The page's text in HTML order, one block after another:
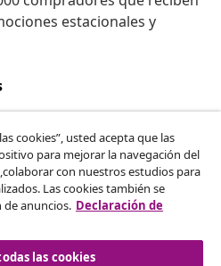
estacionales y
tu pedido.
del contrato
cookies”, usted acepta que las
para mejorar la navegación del
con nuestros estudios para
Las cookies también se
de anuncios. Declaración de
las cookies